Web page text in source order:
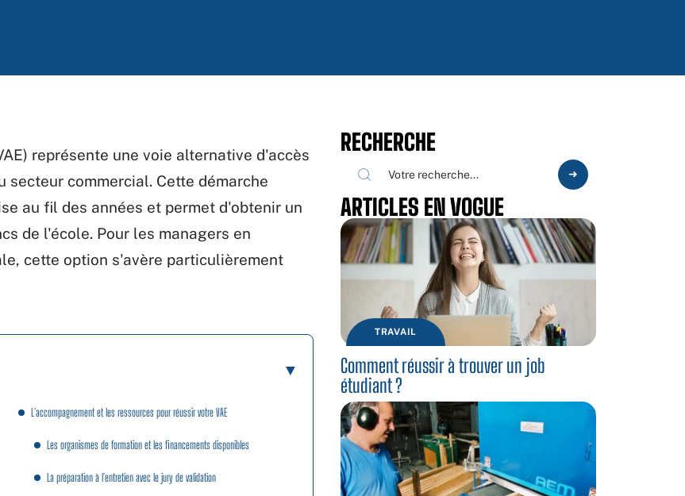
représente une voie alternative d'accès
commercial. Cette démarche
au fil des années et permet d'obtenir un
de l'école. Pour les managers en
cette option s'avère particulièrement
L'accompagnement et les ressources pour réussir votre VAE
Les organismes de formation et les financements disponibles
La préparation à l'entretien avec le jury de validation
RECHERCHE
ARTICLES EN VOGUE
TRAVAIL
Comment réussir à trouver un job
étudiant ?